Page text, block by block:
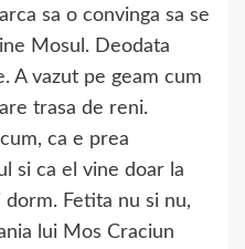
sa o convinga sa se
Mosul. Deodata
A vazut pe geam cum
trasa de reni.
ca e prea
si ca el vine doar la
Fetita nu si nu,
lui Mos Craciun